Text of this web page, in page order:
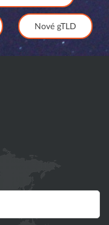
Nové gTLD